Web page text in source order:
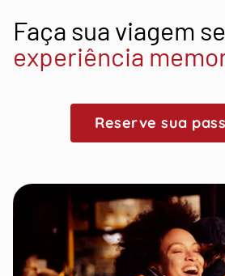
Faça sua viagem
experiência
Reserve sua